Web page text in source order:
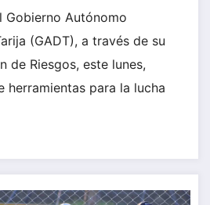
Gobierno Autónomo
(GADT), a través de su
de Riesgos, este lunes,
herramientas para la lucha